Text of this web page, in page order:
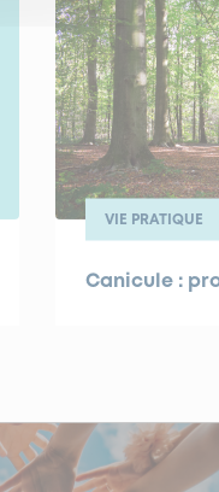
VIE PRATIQUE
Canicule :